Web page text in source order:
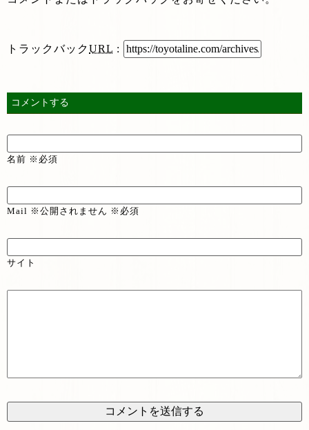
トラックバックURL :
コメントする
名前 ※必須
Mail ※公開されません ※必須
サイト